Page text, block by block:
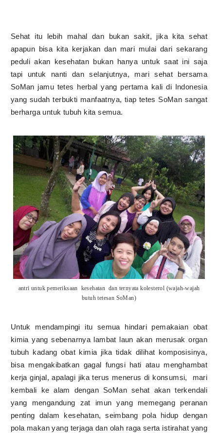
Sehat itu lebih mahal dan bukan sakit, jika kita sehat
apapun bisa kita kerjakan dan mari mulai dari sekarang
peduli akan kesehatan bukan hanya untuk saat ini saja
tapi untuk nanti dan selanjutnya, mari sehat bersama
SoMan jamu tetes herbal yang pertama kali di Indonesia
yang sudah terbukti manfaatnya, tiap tetes SoMan sangat
berharga untuk tubuh kita semua.
antri untuk pemeriksaan kesehatan dan ternyata kolesterol (wajah-wajah
butuh tetesan SoMan)
Untuk mendampingi itu semua hindari pemakaian obat
kimia yang sebenarnya lambat laun akan merusak organ
tubuh kadang obat kimia jika tidak dilihat komposisinya,
bisa mengakibatkan gagal fungsi hati atau menghambat
kerja ginjal, apalagi jika terus menerus di konsumsi,
mari
kembali ke alam dengan SoMan sehat akan terkendali
yang mengandung zat imun yang memegang peranan
penting dalam kesehatan, seimbang pola hidup dengan
pola makan yang terjaga dan olah raga serta istirahat yang